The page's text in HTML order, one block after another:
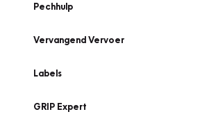
Pechhulp
Vervangend Vervoer
Labels
GRIP Expert